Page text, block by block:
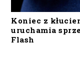
Koniec z
uruchamia
Flash